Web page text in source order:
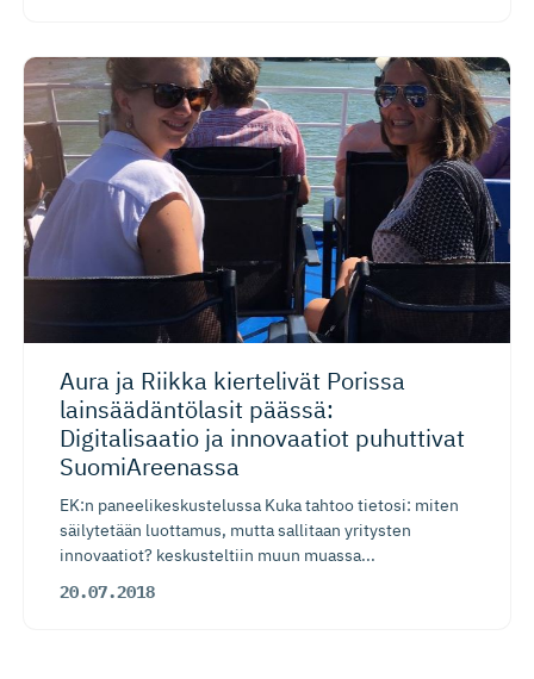
Aura ja Riikka kiertelivät Porissa
lainsäädän­tölasit päässä:
Digitalisaatio ja innovaatiot puhuttivat
SuomiAreenassa
EK:n paneelikeskustelussa Kuka tahtoo tietosi: miten
säilytetään luottamus, mutta sallitaan yritysten
innovaatiot? keskusteltiin muun muassa...
20.07.2018